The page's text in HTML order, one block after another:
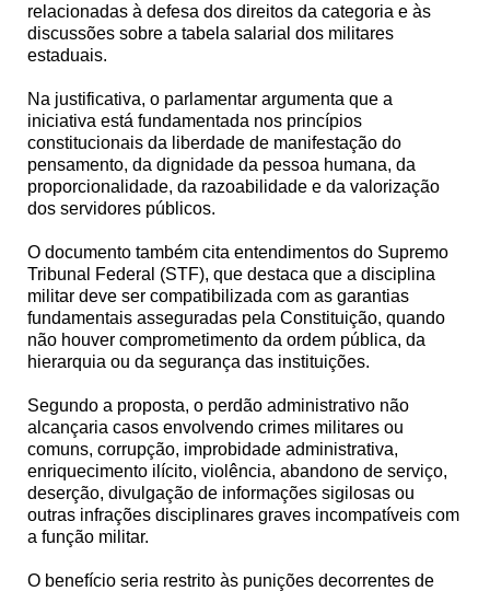
relacionadas à defesa dos direitos da categoria e às
discussões sobre a tabela salarial dos militares
estaduais.
Na justificativa, o parlamentar argumenta que a
iniciativa está fundamentada nos princípios
constitucionais da liberdade de manifestação do
pensamento, da dignidade da pessoa humana, da
proporcionalidade, da razoabilidade e da valorização
dos servidores públicos.
O documento também cita entendimentos do Supremo
Tribunal Federal (STF), que destaca que a disciplina
militar deve ser compatibilizada com as garantias
fundamentais asseguradas pela Constituição, quando
não houver comprometimento da ordem pública, da
hierarquia ou da segurança das instituições.
Segundo a proposta, o perdão administrativo não
alcançaria casos envolvendo crimes militares ou
comuns, corrupção, improbidade administrativa,
enriquecimento ilícito, violência, abandono de serviço,
deserção, divulgação de informações sigilosas ou
outras infrações disciplinares graves incompatíveis com
a função militar.
O benefício seria restrito às punições decorrentes de